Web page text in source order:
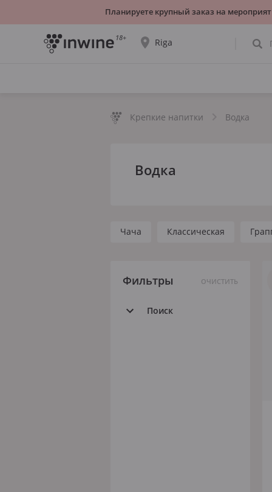
18+ Riga
ДА, ВСЁ ВЕРНО ВЫБРАТЬ ДРУГОЙ
Крепкие напитки Водка
Водка
Чача Классическая
Фильтры ОЧИСТИТЬ
Поиск
Планируете крупный заказ на